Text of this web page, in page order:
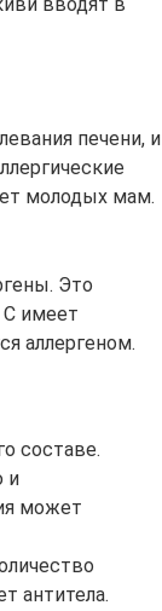
печени, и
молодых мам.
Это
имеет
аллергеном.
составе.
и
может
антитела.